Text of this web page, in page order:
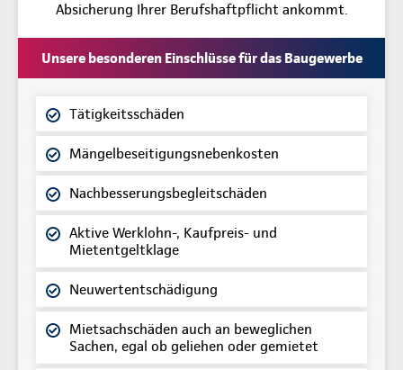
Absicherung Ihrer Berufshaftpflicht ankommt.
Unsere besonderen Einschlüsse für das Baugewerbe
Tätigkeitsschäden
Mängelbeseitigungsnebenkosten
Nachbesserungsbegleitschäden
Aktive Werklohn-, Kaufpreis- und
Mietentgeltklage
Neuwertentschädigung
Mietsachschäden auch an beweglichen
Sachen, egal ob geliehen oder gemietet